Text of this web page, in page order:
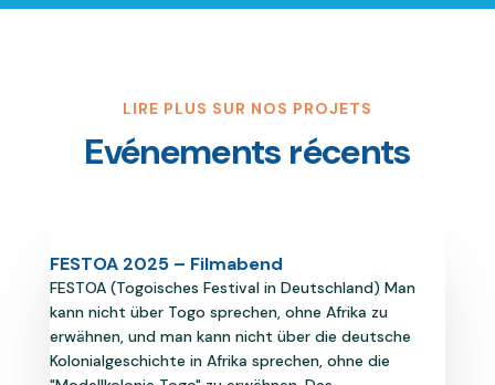
LIRE PLUS SUR NOS PROJETS
Evénements récents
FESTOA 2025 – Filmabend
FESTOA (Togoisches Festival in Deutschland) Man
kann nicht über Togo sprechen, ohne Afrika zu
erwähnen, und man kann nicht über die deutsche
Kolonialgeschichte in Afrika sprechen, ohne die